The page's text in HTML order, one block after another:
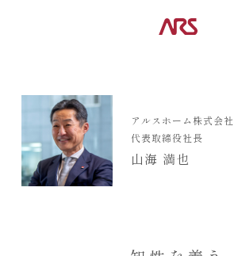
展示場
見学会
資料請求
POSTS
アルスホーム株式会社
代表取締役社長
山海 満也